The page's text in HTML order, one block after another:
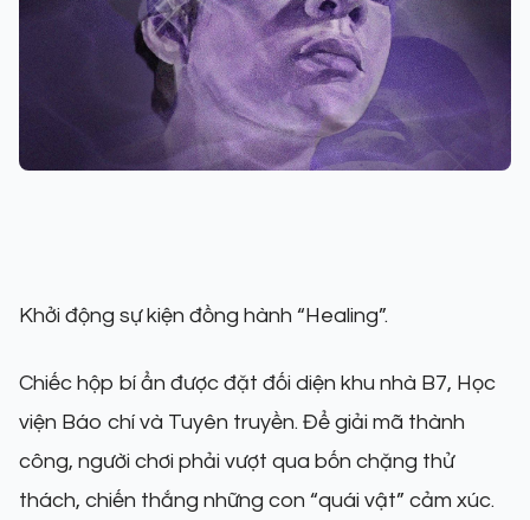
Khởi động sự kiện đồng hành “Healing”.
Chiếc hộp bí ẩn được đặt đối diện khu nhà B7, Học
viện Báo chí và Tuyên truyền. Để giải mã thành
công, người chơi phải vượt qua bốn chặng thử
thách, chiến thắng những con “quái vật” cảm xúc.